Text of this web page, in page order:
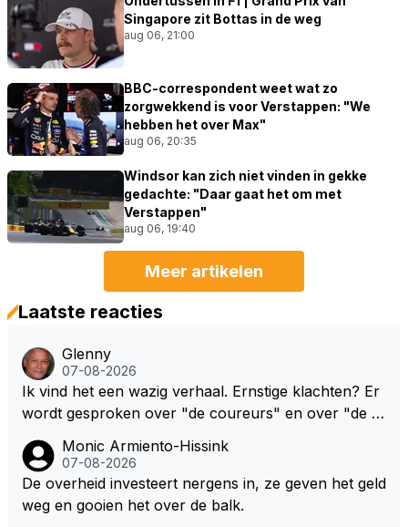
Singapore zit Bottas in de weg
aug 06, 21:00
BBC-correspondent weet wat zo
zorgwekkend is voor Verstappen: "We
hebben het over Max"
aug 06, 20:35
Windsor kan zich niet vinden in gekke
gedachte: "Daar gaat het om met
Verstappen"
aug 06, 19:40
Meer artikelen
Laatste reacties
Glenny
07-08-2026
Ik vind het een wazig verhaal. Ernstige klachten? Er
wordt gesproken over "de coureurs" en over "de te
aakt hoe deze standpunten c.q. opvattingen zijn ver
deeld. Ik bedoel, hoeveel coureurs, 2, 8 of meer? E
n hoeveel en welke teams? De coureurs hebben er
Monic Armiento-Hissink
07-08-2026
De overheid investeert nergens in, ze geven het geld
weg en gooien het over de balk.